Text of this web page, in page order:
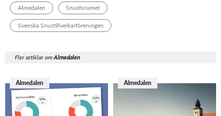
Almedalen Snusforumet
Svenska Snustillverkarföreningen
Fler artiklar omAlmedalen
Almedalen Almedalen